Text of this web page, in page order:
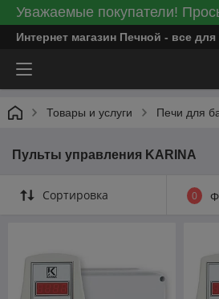
Уважаемые покупатели!
Интернет магазин Печной - все
Товары и услуги Печи для
Пульты управления KARINA
Сортировка 0